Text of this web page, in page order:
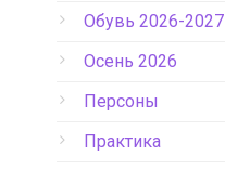
Обувь 2026-2027
Осень 2026
Персоны
Практика